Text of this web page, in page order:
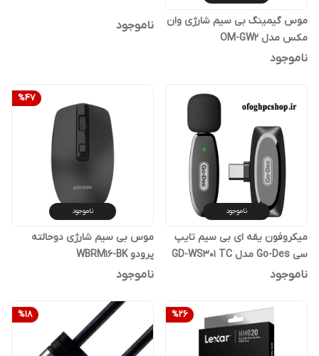
موس گیمینگ بی سیم شارژی وان
مکس مدل OM-GW2
ناموجود
ناموجود
ناموجود
میکروفون یقه ای بی سیم تایپ
سی Go-Des مدل GD-WS301 TC
ناموجود
%47
ناموجود
موس بی سیم شارژی دوحالته
پرودو WBRM16-BK
ناموجود
%26
%18